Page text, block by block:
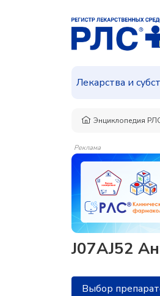
Лекарства и
Энциклопедия
Реклама
J07AJ52
Выбор